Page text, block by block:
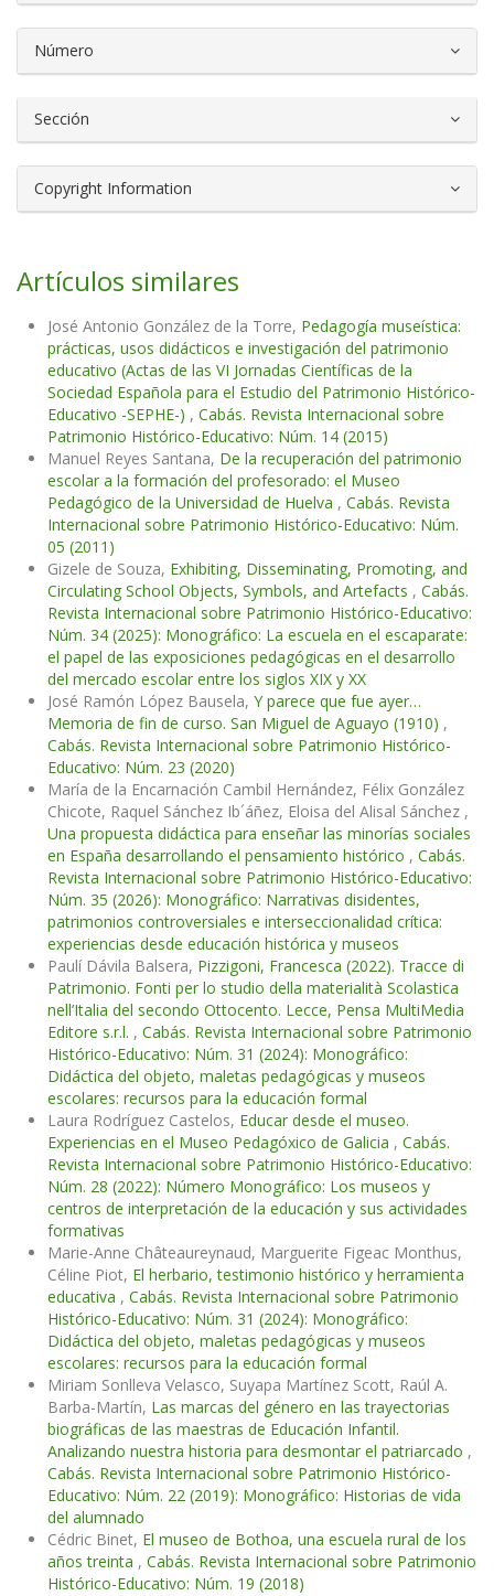
Número
Sección
Copyright Information
Artículos similares
José Antonio González de la Torre, Pedagogía museística:
prácticas, usos didácticos e investigación del patrimonio
educativo (Actas de las VI Jornadas Científicas de la
Sociedad Española para el Estudio del Patrimonio Histórico-
Educativo -SEPHE-) , Cabás. Revista Internacional sobre
Patrimonio Histórico-Educativo: Núm. 14 (2015)
Manuel Reyes Santana, De la recuperación del patrimonio
escolar a la formación del profesorado: el Museo
Pedagógico de la Universidad de Huelva , Cabás. Revista
Internacional sobre Patrimonio Histórico-Educativo: Núm.
05 (2011)
Gizele de Souza, Exhibiting, Disseminating, Promoting, and
Circulating School Objects, Symbols, and Artefacts , Cabás.
Revista Internacional sobre Patrimonio Histórico-Educativo:
Núm. 34 (2025): Monográfico: La escuela en el escaparate:
el papel de las exposiciones pedagógicas en el desarrollo
del mercado escolar entre los siglos XIX y XX
José Ramón López Bausela, Y parece que fue ayer…
Memoria de fin de curso. San Miguel de Aguayo (1910) ,
Cabás. Revista Internacional sobre Patrimonio Histórico-
Educativo: Núm. 23 (2020)
María de la Encarnación Cambil Hernández, Félix González
Chicote, Raquel Sánchez Ib´áñez, Eloisa del Alisal Sánchez ,
Una propuesta didáctica para enseñar las minorías sociales
en España desarrollando el pensamiento histórico , Cabás.
Revista Internacional sobre Patrimonio Histórico-Educativo:
Núm. 35 (2026): Monográfico: Narrativas disidentes,
patrimonios controversiales e interseccionalidad crítica:
experiencias desde educación histórica y museos
Paulí Dávila Balsera, Pizzigoni, Francesca (2022). Tracce di
Patrimonio. Fonti per lo studio della materialità Scolastica
nell’Italia del secondo Ottocento. Lecce, Pensa MultiMedia
Editore s.r.l. , Cabás. Revista Internacional sobre Patrimonio
Histórico-Educativo: Núm. 31 (2024): Monográfico:
Didáctica del objeto, maletas pedagógicas y museos
escolares: recursos para la educación formal
Laura Rodríguez Castelos, Educar desde el museo.
Experiencias en el Museo Pedagóxico de Galicia , Cabás.
Revista Internacional sobre Patrimonio Histórico-Educativo:
Núm. 28 (2022): Número Monográfico: Los museos y
centros de interpretación de la educación y sus actividades
formativas
Marie-Anne Châteaureynaud, Marguerite Figeac Monthus,
Céline Piot, El herbario, testimonio histórico y herramienta
educativa , Cabás. Revista Internacional sobre Patrimonio
Histórico-Educativo: Núm. 31 (2024): Monográfico:
Didáctica del objeto, maletas pedagógicas y museos
escolares: recursos para la educación formal
Miriam Sonlleva Velasco, Suyapa Martínez Scott, Raúl A.
Barba-Martín, Las marcas del género en las trayectorias
biográficas de las maestras de Educación Infantil.
Analizando nuestra historia para desmontar el patriarcado ,
Cabás. Revista Internacional sobre Patrimonio Histórico-
Educativo: Núm. 22 (2019): Monográfico: Historias de vida
del alumnado
Cédric Binet, El museo de Bothoa, una escuela rural de los
años treinta , Cabás. Revista Internacional sobre Patrimonio
Histórico-Educativo: Núm. 19 (2018)